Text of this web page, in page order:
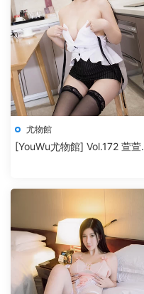
尤物館
[YouWu尤物館] Vol.172 萱萱